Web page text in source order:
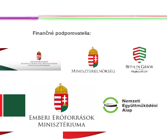
Finančné podporovatelia: